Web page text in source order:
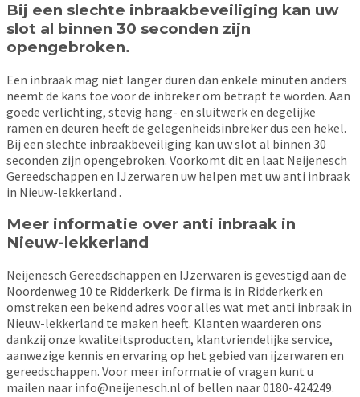
Bij een slechte inbraakbeveiliging kan uw
slot al binnen 30 seconden zijn
opengebroken.
Een inbraak mag niet langer duren dan enkele minuten anders
neemt de kans toe voor de inbreker om betrapt te worden. Aan
goede verlichting, stevig hang- en sluitwerk en degelijke
ramen en deuren heeft de gelegenheidsinbreker dus een hekel.
Bij een slechte inbraakbeveiliging kan uw slot al binnen 30
seconden zijn opengebroken. Voorkomt dit en laat Neijenesch
Gereedschappen en IJzerwaren uw helpen met uw anti inbraak
in Nieuw-lekkerland .
Meer informatie over anti inbraak in
Nieuw-lekkerland
Neijenesch Gereedschappen en IJzerwaren is gevestigd aan de
Noordenweg 10 te Ridderkerk. De firma is in Ridderkerk en
omstreken een bekend adres voor alles wat met anti inbraak in
Nieuw-lekkerland te maken heeft. Klanten waarderen ons
dankzij onze kwaliteitsproducten, klantvriendelijke service,
aanwezige kennis en ervaring op het gebied van ijzerwaren en
gereedschappen. Voor meer informatie of vragen kunt u
mailen naar info@neijenesch.nl of bellen naar 0180-424249.